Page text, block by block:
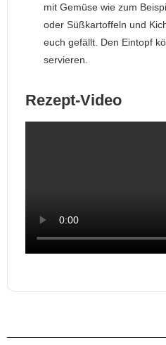
mit Gemüse wie zum
oder Süßkartoffeln und
euch gefällt. Den Eintopf
servieren.
Rezept-Video